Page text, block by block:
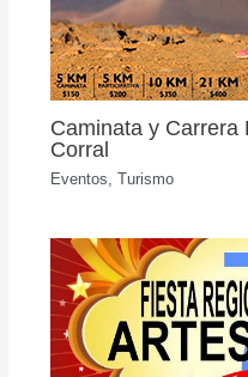
Caminata y Carrera
Corral
Eventos, Turismo